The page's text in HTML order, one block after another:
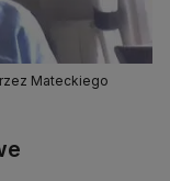
Mateckiego